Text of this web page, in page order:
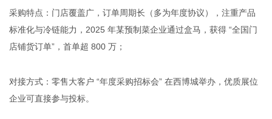
采购特点：门店覆盖广，订单周期长（多为年度协议），注重产品
标准化与冷链能力，2025 年某预制菜企业通过盒马，获得 “全国门
店铺货订单”，首单超 800 万；
对接方式：零售大客户 “年度采购招标会” 在西博城举办，优质展位
企业可直接参与投标。